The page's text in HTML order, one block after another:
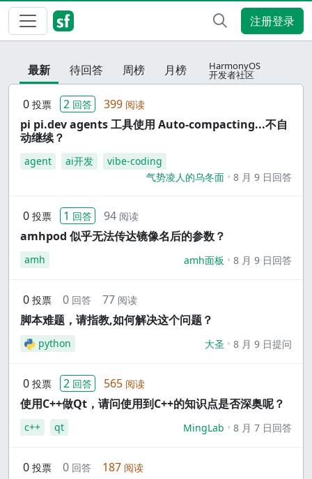
注册登录
最新 待回答 周榜 月榜 HarmonyOS
开发者社区
0 投票 2 回答 399 阅读
pi pi.dev agents 工具使用 Auto-compacting...不自
动继续？
agent ai开发
vibe-coding
气势凌人的乌冬面
8 月 9 日回答
0 投票 1 回答 94 阅读
amhpod 似乎无法传达镜像名后的参数？
amh amh面板 8 月 9 日回答
0 投票 0 回答 77 阅读
脚本难题，请指教,如何解决这个问题？
python 大圣 8 月 9 日提问
0 投票 2 回答 565 阅读
使用C++做Qt，请问使用到C++的知识点是否深奥呢？
c++ qt MingLab 8 月 7 日回答
0 投票 0 回答 187 阅读